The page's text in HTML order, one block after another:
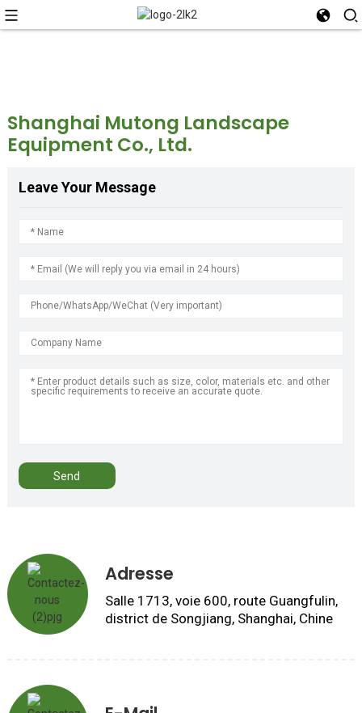
Shanghai Mutong Landscape
Equipment Co., Ltd.
Leave Your Message
Send
Adresse
Salle 1713, voie 600, route Guangfulin,
district de Songjiang, Shanghai, Chine